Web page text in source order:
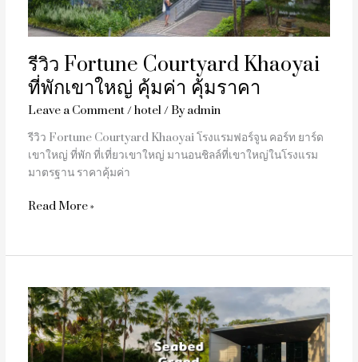
รีวิว Fortune Courtyard Khaoyai
ที่พักเขาใหญ่ คุ้มค่า คุ้มราคา
Leave a Comment/hotel/ Byadmin
รีวิว Fortune Courtyard Khaoyai โรงแรมฟอร์จูน คอร์ท ยาร์ด
เขาใหญ่ ที่พัก ที่เที่ยวเขาใหญ่ มานอนชิลล์ที่เขาใหญ่ในโรงแรม
มาตรฐาน ราคาคุ้มค่า
คุ้ม
ค่า
ราคา
Read More »
รีวิว
Seabed
Grand
Hotel